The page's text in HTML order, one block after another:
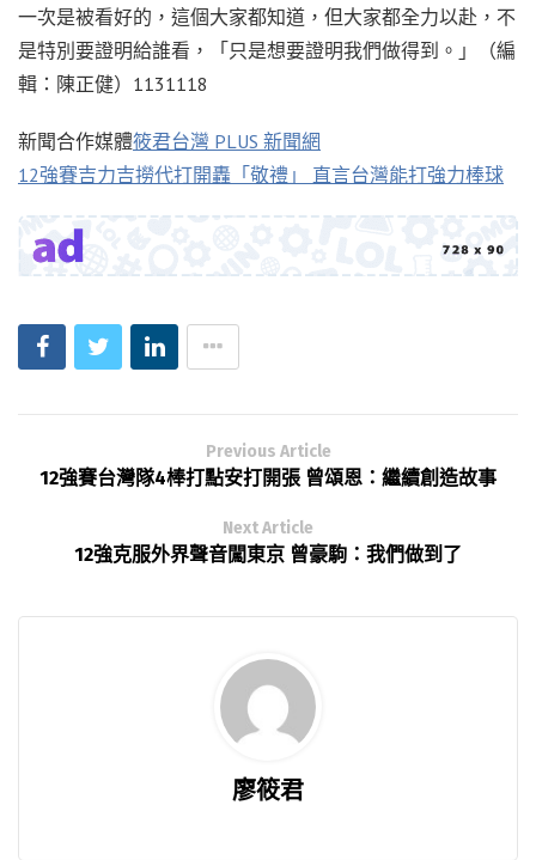
一次是被看好的，這個大家都知道，但大家都全力以赴，不
是特別要證明給誰看，「只是想要證明我們做得到。」（編
輯：陳正健）1131118
新聞合作媒體筱君台灣 PLUS 新聞網
12強賽吉力吉撈代打開轟「敬禮」 直言台灣能打強力棒球
Previous Article
12強賽台灣隊4棒打點安打開張 曾頌恩：繼續創造故事
Next Article
12強克服外界聲音闖東京 曾豪駒：我們做到了
廖筱君